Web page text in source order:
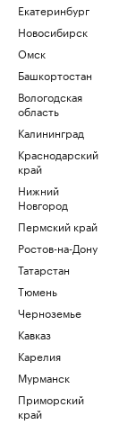
Екатеринбург
Новосибирск
Омск
Башкортостан
Вологодская
область
Калининград
Краснодарский
край
Нижний
Новгород
Пермский край
Ростов-на-Дону
Татарстан
Тюмень
Черноземье
Кавказ
Карелия
Мурманск
Приморский
край